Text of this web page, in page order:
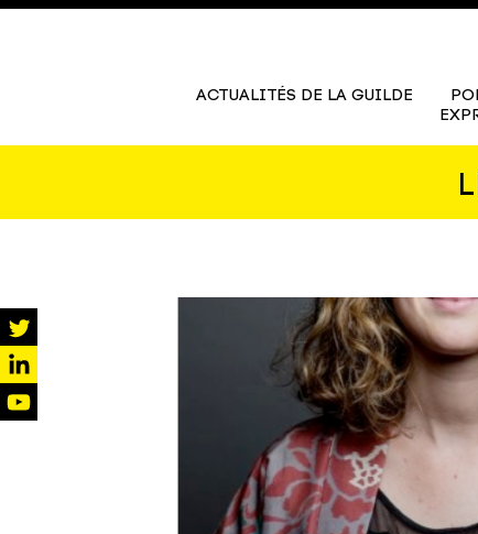
ACTUALITÉS DE LA GUILDE
twitter
linkedin